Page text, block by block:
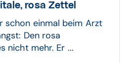
rosa Zettel
schon einmal beim Arzt
Den rosa
nicht mehr. Er ...